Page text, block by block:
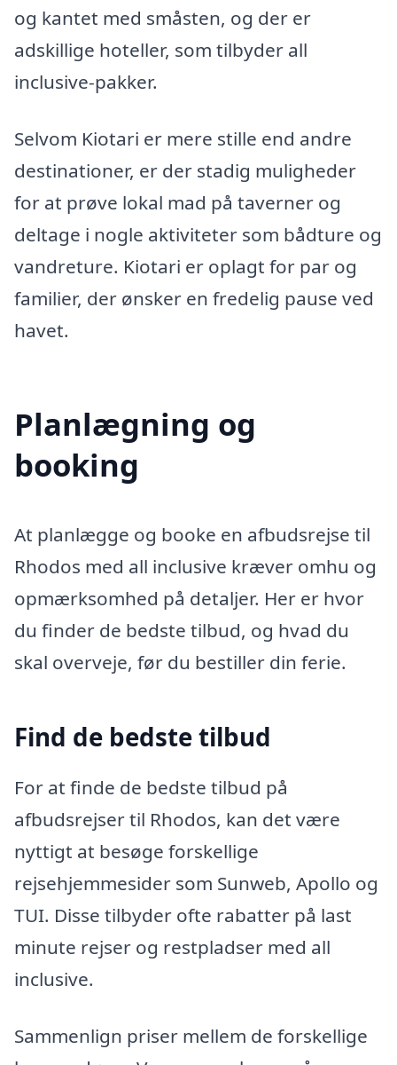
og kantet med småsten, og der er
adskillige hoteller, som tilbyder all
inclusive-pakker.
Selvom Kiotari er mere stille end andre
destinationer, er der stadig muligheder
for at prøve lokal mad på taverner og
deltage i nogle aktiviteter som bådture og
vandreture. Kiotari er oplagt for par og
familier, der ønsker en fredelig pause ved
havet.
Planlægning og
booking
At planlægge og booke en afbudsrejse til
Rhodos med all inclusive kræver omhu og
opmærksomhed på detaljer. Her er hvor
du finder de bedste tilbud, og hvad du
skal overveje, før du bestiller din ferie.
Find de bedste tilbud
For at finde de bedste tilbud på
afbudsrejser til Rhodos, kan det være
nyttigt at besøge forskellige
rejsehjemmesider som Sunweb, Apollo og
TUI. Disse tilbyder ofte rabatter på last
minute rejser og restpladser med all
inclusive.
Sammenlign priser mellem de forskellige